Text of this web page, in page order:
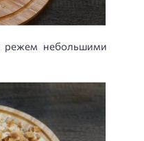
небольшими